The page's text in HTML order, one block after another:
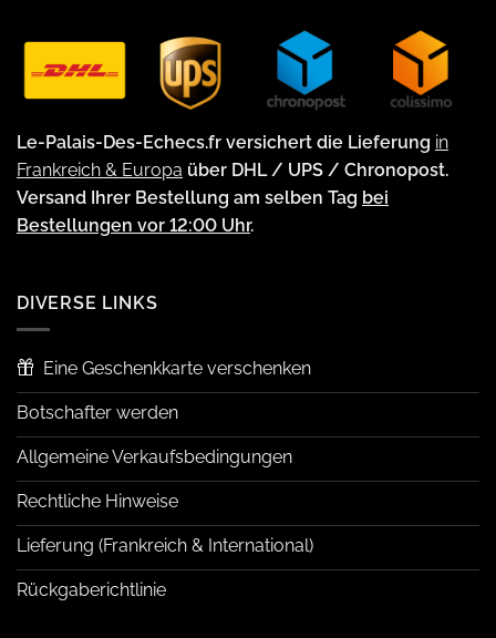
Le-Palais-Des-Echecs.fr versichert die Lieferung in
Frankreich & Europa über DHL / UPS / Chronopost.
Versand Ihrer Bestellung am selben Tag bei
Bestellungen vor 12:00 Uhr.
DIVERSE LINKS
Eine Geschenkkarte verschenken
Botschafter werden
Allgemeine Verkaufsbedingungen
Rechtliche Hinweise
Lieferung (Frankreich & International)
Rückgaberichtlinie